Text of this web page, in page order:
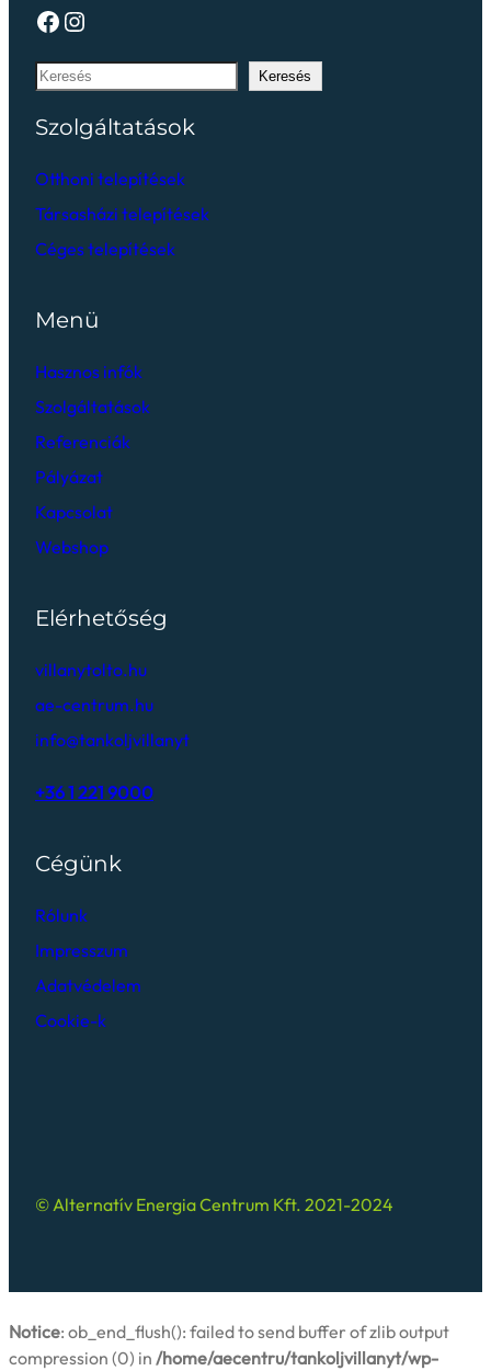
Keresés
Szolgáltatások
Otthoni telepítések
Társasházi telepítések
Céges telepítések
Menü
Hasznos infók
Szolgáltatások
Referenciák
Pályázat
Kapcsolat
Webshop
Elérhetőség
villanytolto.hu
ae-centrum.hu
info@tankoljvillanyt
+36 1 221 9000
Cégünk
Rólunk
Impresszum
Adatvédelem
Cookie-k
© Alternatív Energia Centrum Kft. 2021-2024
Notice: ob_end_flush(): failed to send buffer of zlib output
compression (0) in /home/aecentru/tankoljvillanyt/wp-